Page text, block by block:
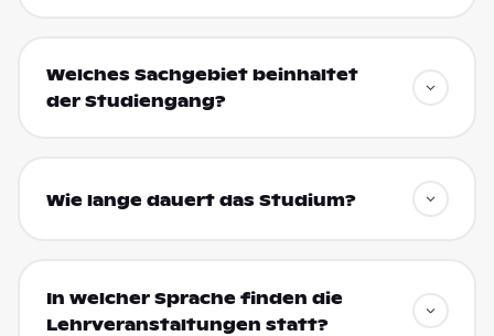
Welches Sachgebiet beinhaltet
der Studiengang?
Wie lange dauert das Studium?
In welcher Sprache finden die
Lehrveranstaltungen statt?